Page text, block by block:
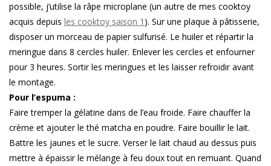
possible, j’utilise la râpe microplane (un autre de mes cooktoy
acquis depuis les cooktoy saison 1 ). Sur une plaque à pâtisserie,
disposer un morceau de papier sulfurisé. Le huiler et répartir la
meringue dans 8 cercles huiler. Enlever les cercles et enfourner
pour 3 heures. Sortir les meringues et les laisser refroidir avant
le montage.
Pour l’espuma :
Faire tremper la gélatine dans de l’eau froide. Faire chauffer la
crème et ajouter le thé matcha en poudre. Faire bouillir le lait.
Battre les jaunes et le sucre. Verser le lait chaud au dessus puis
mettre à épaissir le mélange à feu doux tout en remuant. Quand